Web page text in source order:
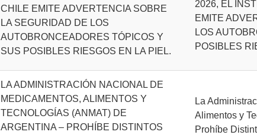
CHILE EMITE ADVERTENCIA SOBRE
LA SEGURIDAD DE LOS
AUTOBRONCEADORES TÓPICOS Y
SUS POSIBLES RIESGOS EN LA PIEL.
2026, EL
EMITE
LOS
POSIBLES
LA ADMINISTRACIÓN NACIONAL DE
MEDICAMENTOS, ALIMENTOS Y
TECNOLOGÍAS (ANMAT) DE
ARGENTINA – PROHÍBE DISTINTOS
La
Alimentos y
Prohíbe